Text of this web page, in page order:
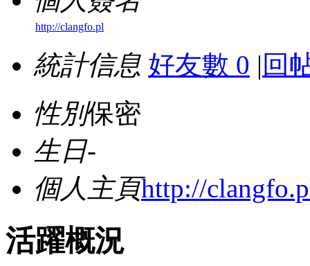
http://clangfo.pl
統計信息 好友數 0 | 回
性別保密
生日-
個人主頁http://
活躍概況